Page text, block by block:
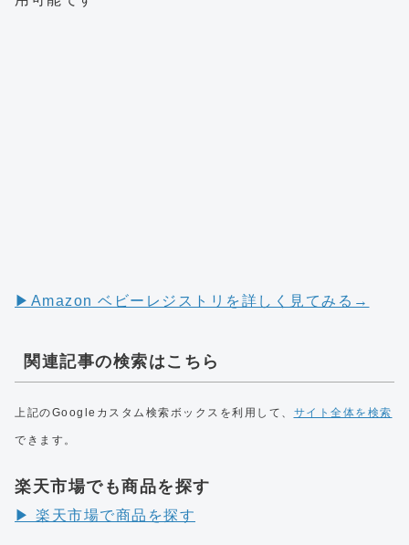
▶︎Amazon ベビーレジストリを詳しく見てみる→
関連記事の検索はこちら
上記のGoogleカスタム検索ボックスを利用して、 サイト全体を検索
できます。
楽天市場でも商品を探す
▶︎ 楽天市場で商品を探す